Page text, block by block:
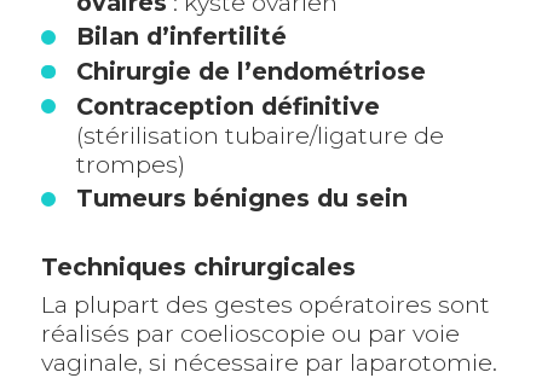
Bilan d’infertilité
Chirurgie de l’endométriose
Contraception définitive
(stérilisation tubaire/ligature de
trompes)
Tumeurs bénignes du sein
Techniques chirurgicales
La plupart des gestes opératoires sont
réalisés par coelioscopie ou par voie
vaginale, si nécessaire par laparotomie.